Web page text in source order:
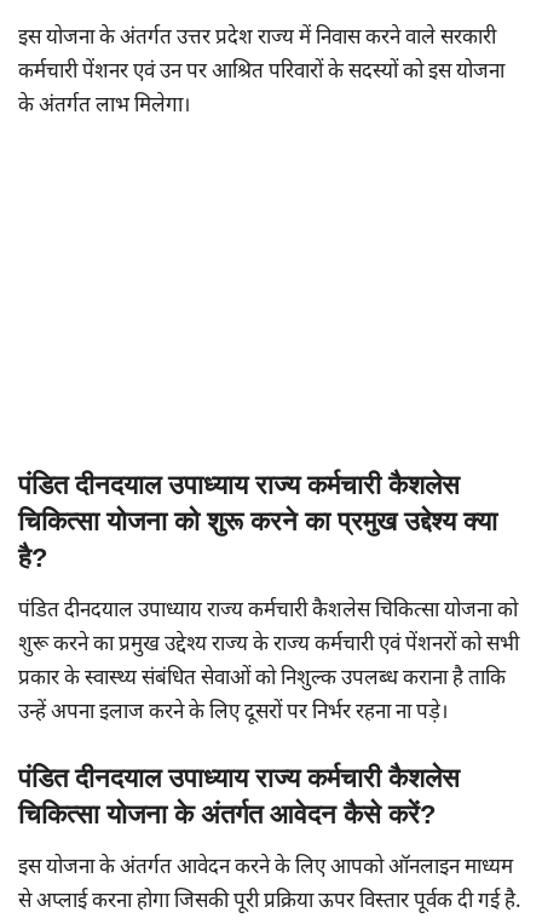
इस योजना के अंतर्गत उत्तर प्रदेश राज्य में निवास करने वाले सरकारी
कर्मचारी पेंशनर एवं उन पर आश्रित परिवारों के सदस्यों को इस योजना
के अंतर्गत लाभ मिलेगा।
पंडित दीनदयाल उपाध्याय राज्य कर्मचारी कैशलेस
चिकित्सा योजना को शुरू करने का प्रमुख उद्देश्य क्या
है?
पंडित दीनदयाल उपाध्याय राज्य कर्मचारी कैशलेस चिकित्सा योजना को
शुरू करने का प्रमुख उद्देश्य राज्य के राज्य कर्मचारी एवं पेंशनरों को सभी
प्रकार के स्वास्थ्य संबंधित सेवाओं को निशुल्क उपलब्ध कराना है ताकि
उन्हें अपना इलाज करने के लिए दूसरों पर निर्भर रहना ना पड़े।
पंडित दीनदयाल उपाध्याय राज्य कर्मचारी कैशलेस
चिकित्सा योजना के अंतर्गत आवेदन कैसे करें?
इस योजना के अंतर्गत आवेदन करने के लिए आपको ऑनलाइन माध्यम
से अप्लाई करना होगा जिसकी पूरी प्रक्रिया ऊपर विस्तार पूर्वक दी गई है.